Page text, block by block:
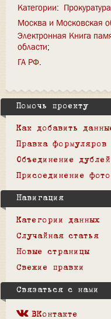
Категории:
Москва и Московская
Электронная Книга
области
ГА РФ
Помочь проекту
Как добавить
Правка формуляров
Объединение дублей
Присоединение
Навигация
Категории данных
Случайная статья
Новые страницы
Свежие правки
Связаться с нами
ВКонтакте